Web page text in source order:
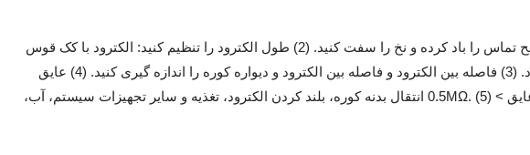
1) آماده سازی قبل از باز کردن کوره: (1) الکترود را وصل کنید: سطح تماس را باد کرده و نخ را سفت کنید. (2) طول الکترود را تنظیم کنید: الکترود با کک قوس
در تماس است که بر ورود و خروج یا تخلیه بدنه کوره تأثیر نمی گذارد. (3) فاصله بین الکترود و فاصله بین الکترود و دیواره کوره را اندازه گیری کنید. (4) عایق
سیستم رسانای ثانویه را اندازه گیری کنید: مقدار مقاومت قسمت عایق > 0.5MΩ. (5) انتقال بدنه کوره، بلند کردن الکترود، تغذیه و سایر تجهیزات سیستم، آب،